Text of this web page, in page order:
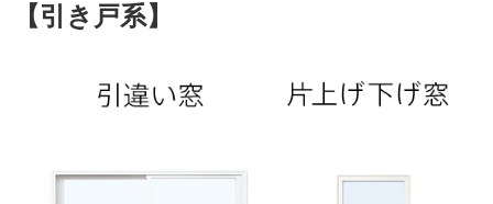
【引き戸系】